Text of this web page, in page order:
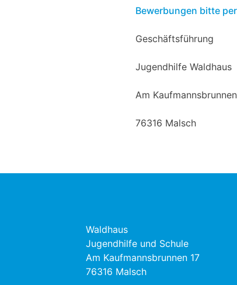
Bewerbungen bitte
Geschäftsführung
Jugendhilfe Waldhaus
Am
76316 Malsch
Waldhaus
Jugendhilfe und Schule
Am Kaufmannsbrunnen 17
76316 Malsch